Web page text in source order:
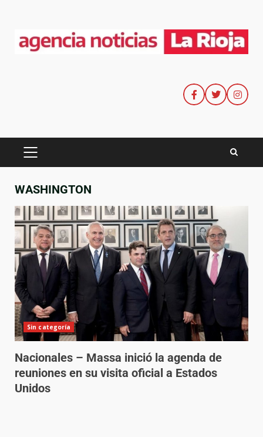
WASHINGTON
Sin categoría
Nacionales – Massa inició la agenda de
reuniones en su visita oficial a Estados
Unidos